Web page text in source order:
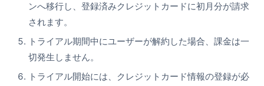
ンへ移行し、登録済みクレジットカードに初月分が請求
されます。
トライアル期間中にユーザーが解約した場合、課金は一
切発生しません。
トライアル開始には、クレジットカード情報の登録が必